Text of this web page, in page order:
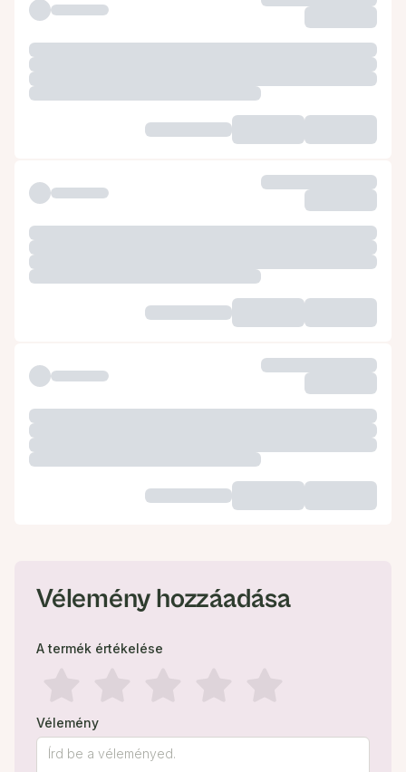
Vélemény hozzáadása
A termék értékelése
Vélemény